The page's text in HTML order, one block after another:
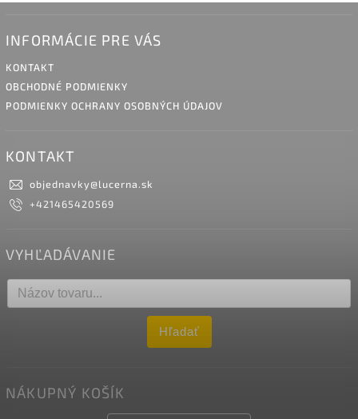
INFORMÁCIE PRE VÁS
KONTAKT
OBCHODNÉ PODMIENKY
PODMIENKY OCHRANY OSOBNÝCH ÚDAJOV
KONTAKT
objednavky@lucerna.sk
+421465420569
VYHĽADÁVANIE
Hľadať
NÁKUPNÝ KOŠÍK